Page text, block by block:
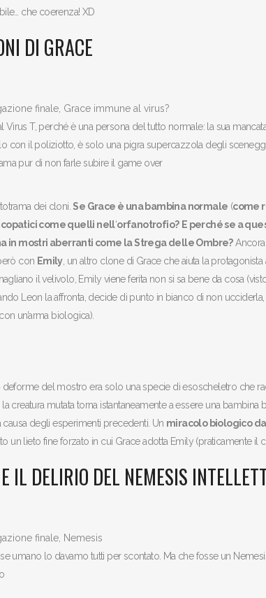
che coerenza! XD
DI GRACE
Virus T, perché è una persona del tutto normale: la sua
con il poliziotto, è solo una pigra supercazzola degli
pur di non farle subire il game over
dei cloni.Se Grace è una bambina normale (come
come quelli nell‘orfanotrofio? E perché se a
in mostri aberranti come la Strega delle Ombre?Ancora
con Emily, un altro clone di Grace che aiuta la protagonista
il velivolo, Emily viene ferita non si sa bene da cosa
Leon la affronta, decide di punto in bianco di non
un’arma biologica).
del mostro era solo una specie di esoscheletro che
la creatura mutata torna istantaneamente a essere una bambina
degli esperimenti precedenti. Un miracolo biologico
un lieto fine forzato in cui Grace adotta Emily (praticamente il
IL DELIRIO DEL NEMESIS
umano lo davamo tutti per scontato. Ma che fosse un